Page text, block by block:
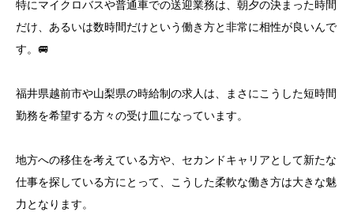
特にマイクロバスや普通車での送迎業務は、朝夕の決まった時間
だけ、あるいは数時間だけという働き方と非常に相性が良いんで
す。🚐
福井県越前市や山梨県の時給制の求人は、まさにこうした短時間
勤務を希望する方々の受け皿になっています。
地方への移住を考えている方や、セカンドキャリアとして新たな
仕事を探している方にとって、こうした柔軟な働き方は大きな魅
力となります。